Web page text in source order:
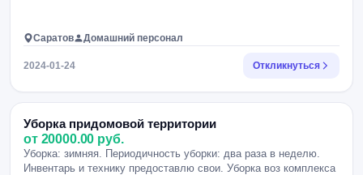
Саратов Домашний персонал
2024-01-24 Откликнуться
Уборка придомовой территории
от 20000.00 руб.
Уборка: зимняя. Периодичность уборки: два раза в неделю.
Инвентарь и технику предоставлю свои. Уборка воз комплекса